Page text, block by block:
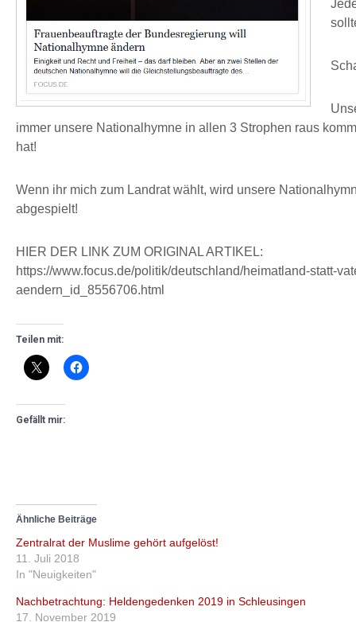
immer unsere Nationalhymne in allen 3 Strophen raus
hat!
Wenn ihr mich zum Landrat wählt, wird unsere
abgespielt!
HIER DER LINK ZUM ORIGINAL ARTIKEL:
https://www.focus.de/politik/deutschland/heimatland-statt-
aendern_id_8556706.html
Teilen mit:
Gefällt mir:
Ähnliche Beiträge
Zentralrat der Muslime gehört aufgelöst!
11. Juli 2018
In "Neuigkeiten"
Nachbetrachtung: Heldengedenken 2019 in Schleusingen
17. November 2019